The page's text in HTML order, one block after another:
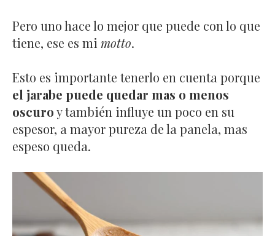
Pero uno hace lo mejor que puede con lo que
tiene, ese es mi motto.
Esto es importante tenerlo en cuenta porque
el jarabe puede quedar mas o menos
oscuroy también influye un poco en su
espesor, a mayor pureza de la panela, mas
espeso queda.